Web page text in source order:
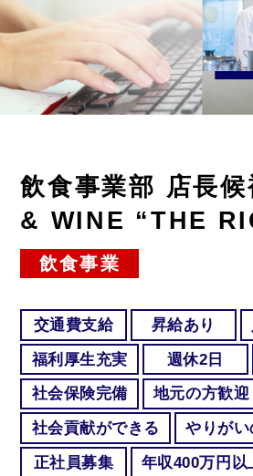
飲食事業部 店長
& WINE “THE
飲食事業
交通費支給 昇給あり
福利厚生充実
週休2日
社会保険完備
地元の方歓迎
社会貢献ができる
やりが
正社員募集
年収400万円以